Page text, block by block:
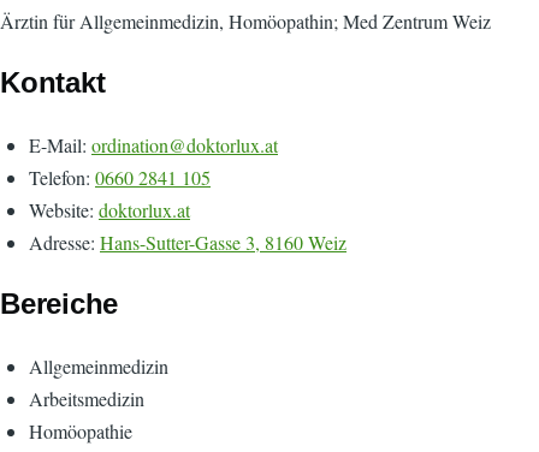
Ärztin für Allgemeinmedizin, Homöopathin; Med Zentrum Weiz
Kontakt
E-Mail: ordination@doktorlux.at
Telefon: 0660 2841 105
Website: doktorlux.at
Adresse: Hans-Sutter-Gasse 3, 8160 Weiz
Bereiche
Allgemeinmedizin
Arbeitsmedizin
Homöopathie